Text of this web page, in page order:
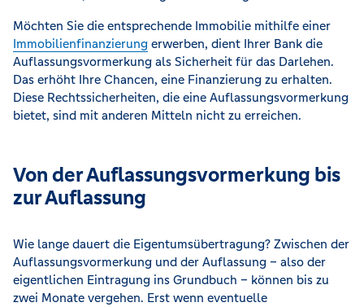
Möchten Sie die entsprechende Immobilie mithilfe einer
Immobilienfinanzierung erwerben, dient Ihrer Bank die
Auflassungsvormerkung als Sicherheit für das Darlehen.
Das erhöht Ihre Chancen, eine Finanzierung zu erhalten.
Diese Rechtssicherheiten, die eine Auflassungsvormerkung
bietet, sind mit anderen Mitteln nicht zu erreichen.
Von der Auflassungsvormerkung bis
zur Auflassung
Wie lange dauert die Eigentumsübertragung? Zwischen der
Auflassungsvormerkung und der Auflassung – also der
eigentlichen Eintragung ins Grundbuch – können bis zu
zwei Monate vergehen. Erst wenn eventuelle